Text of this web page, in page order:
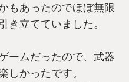
もあったのでほぼ無限
き立てていました。
ームだったので、武器
しかったです。